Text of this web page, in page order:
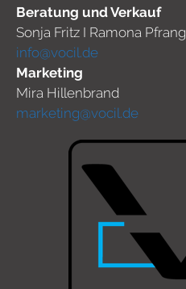
Beratung und Verkauf
Sonja Fritz I Ramona Pfrang
info@vocil.de
Marketing
Mira Hillenbrand
marketing@vocil.de